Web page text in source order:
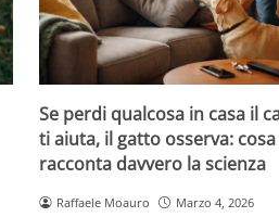
Se perdi qualcosa in casa il
ti aiuta, il gatto osserva: cosa
racconta davvero la scienza
Raffaele Moauro Marzo 4, 2026